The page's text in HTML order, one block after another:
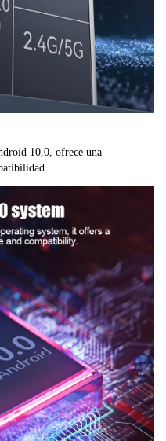
10,0, ofrece una